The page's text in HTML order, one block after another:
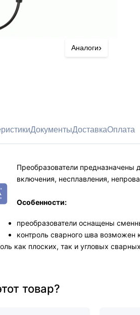
Аналоги›
ДокументыДоставкаОплата
Преобразователи предназначены
включения, несплавления,
Особенности:
преобразователи оснащены
контроль сварного шва возможен
как плоских, так и угловых
товар?